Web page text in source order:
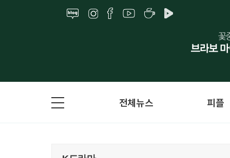
전체뉴스 피플